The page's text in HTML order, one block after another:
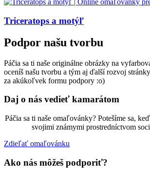
Triceratops a motýľ
Podpor našu tvorbu
Páčia sa ti naše originálne obrázky na
oceníš našu tvorbu a tým aj ďalší rozvoj
za akúkoľvek formu podpory :o)
Daj o nás vedieť kamarátom
Páčia sa ti naše omaľovánky? Potešíme sa,
svojimi známymi prostredníctvom
Zdieľať omaľovánku
Ako nás môžeš podporiť?